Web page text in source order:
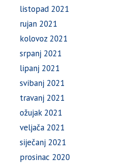
listopad 2021
rujan 2021
kolovoz 2021
srpanj 2021
lipanj 2021
svibanj 2021
travanj 2021
ožujak 2021
veljača 2021
siječanj 2021
prosinac 2020